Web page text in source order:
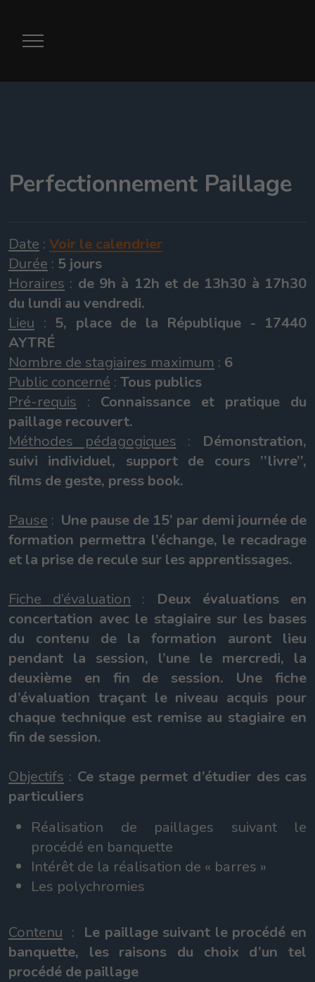
Perfectionnement Paillage
Date : Voir le calendrier
Durée : 5 jours
Horaires : de 9h à 12h et de 13h30 à 17h30
du lundi au vendredi.
Lieu : 5, place de la République - 17440
AYTRÉ
Nombre de stagiaires maximum : 6
Public concerné : Tous publics
Pré-requis : Connaissance et pratique du
paillage recouvert.
Méthodes pédagogiques : Démonstration,
suivi individuel, support de cours ’’livre’’,
films de geste, press book.
Pause : Une pause de 15’ par demi journée de
formation permettra l’échange, le recadrage
et la prise de recule sur les apprentissages.
Fiche d’évaluation : Deux évaluations en
concertation avec le stagiaire sur les bases
du contenu de la formation auront lieu
pendant la session, l’une le mercredi, la
deuxième en fin de session. Une fiche
d’évaluation traçant le niveau acquis pour
chaque technique est remise au stagiaire en
fin de session.
Objectifs : Ce stage permet d’étudier des cas
particuliers
Réalisation de paillages suivant le
procédé en banquette
Intérêt de la réalisation de « barres »
Les polychromies
Contenu : Le paillage suivant le procédé en
banquette, les raisons du choix d’un tel
procédé de paillage